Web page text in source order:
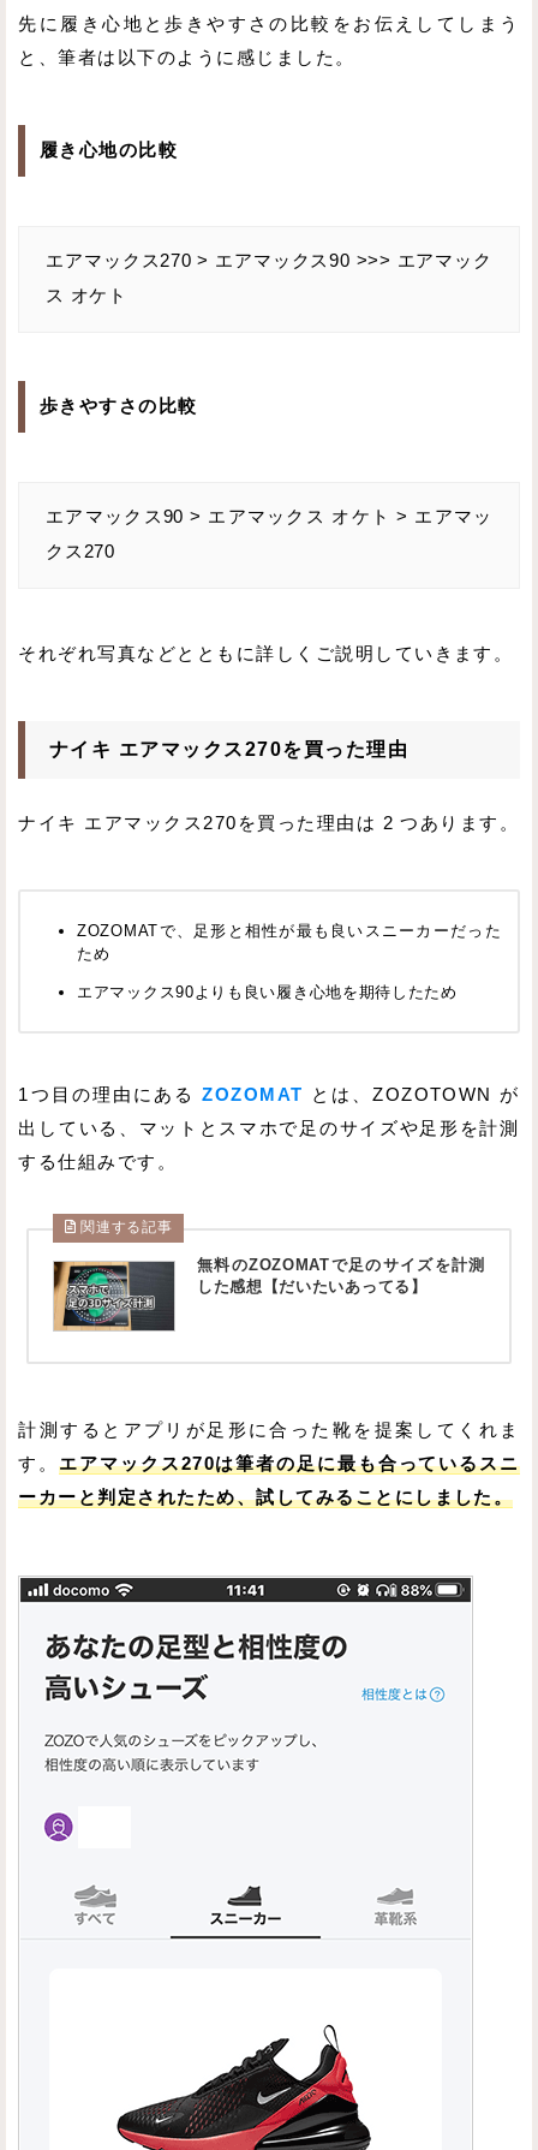
先に履き心地と歩きやすさの比較をお伝えしてしまう
と、筆者は以下のように感じました。
履き心地の比較
エアマックス270 > エアマックス90 >>> エアマック
ス オケト
歩きやすさの比較
エアマックス90 > エアマックス オケト > エアマッ
クス270
それぞれ写真などとともに詳しくご説明していきます。
ナイキ エアマックス270を買った理由
ナイキ エアマックス270を買った理由は 2 つあります。
ZOZOMATで、足形と相性が最も良いスニーカーだった
ため
エアマックス90よりも良い履き心地を期待したため
1つ目の理由にあるZOZOMAT
とは、ZOZOTOWN が
出している、マットとスマホで足のサイズや足形を計測
する仕組みです。
関連する記事
無料のZOZOMATで足のサイズを計測
した感想【だいたいあってる】
計測するとアプリが足形に合った靴を提案してくれま
す。エアマックス270は筆者の足に最も合っているスニ
ーカーと判定されたため、試してみることにしました。